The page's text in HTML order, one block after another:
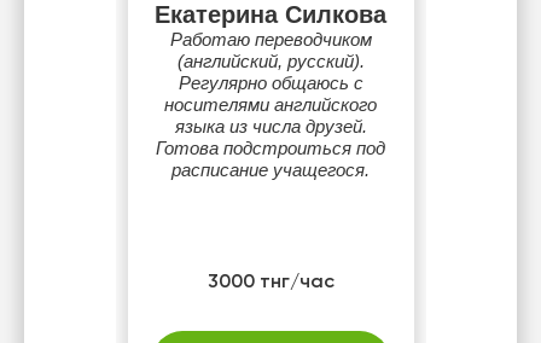
Екатерина Силкова
Работаю переводчиком
(английский, русский).
Регулярно общаюсь с
носителями английского
языка из числа друзей.
Готова подстроиться под
расписание учащегося.
3000 тнг/час